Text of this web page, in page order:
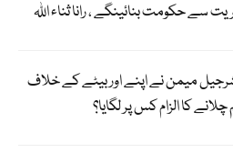
سے حکومت بنائینگے ، رانا ثناء اللہ
میمن نے اپنے اور بیٹے کے خلاف
کا الزام کس پر لگایا؟